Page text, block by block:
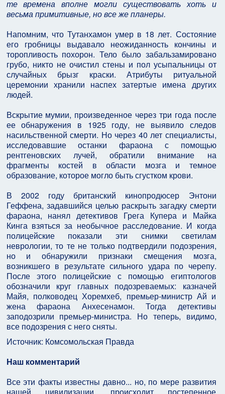
те времена вполне могли существовать хоть и
весьма примитивные, но все же планеры.
Напомним, что Тутанхамон умер в 18 лет. Состояние
его гробницы выдавало неожиданность кончины и
торопливость похорон. Тело было забальзамировано
грубо, никто не очистил стены и пол усыпальницы от
случайных брызг краски. Атрибуты ритуальной
церемонии хранили наспех затертые имена других
людей.
Вскрытие мумии, произведенное через три года после
ее обнаружения в 1925 году, не выявило следов
насильственной смерти. Но через 40 лет специалисты,
исследовавшие останки фараона с помощью
рентгеновских лучей, обратили внимание на
фрагменты костей в области мозга и темное
образование, которое могло быть сгустком крови.
В 2002 году британский кинопродюсер Энтони
Геффена, задавшийся целью раскрыть загадку смерти
фараона, нанял детективов Грега Купера и Майка
Кинга взяться за необычное расследование. И когда
полицейские показали эти снимки светилам
неврологии, то те не только подтвердили подозрения,
но и обнаружили признаки смещения мозга,
возникшего в результате сильного удара по черепу.
После этого полицейские с помощью египтологов
обозначили круг главных подозреваемых: казначей
Майя, полководец Хоремхеб, премьер-министр Ай и
жена фараона Анхесенамон. Тогда детективы
заподозрили премьер-министра. Но теперь, видимо,
все подозрения с него сняты.
Источник: Комсомольская Правда
Наш комментарий
Все эти факты известны давно... но, по мере развития
нашей цивилизации, происходит постепенное